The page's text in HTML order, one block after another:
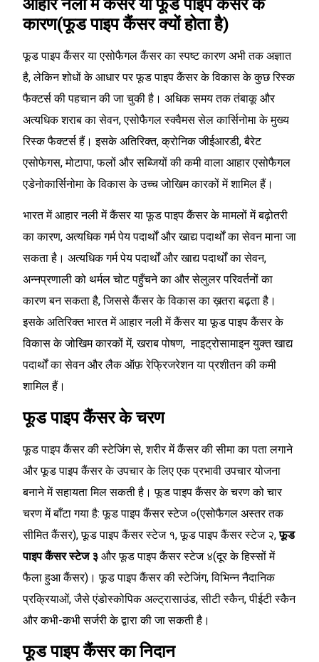
आहार नली में कैंसर या फूड पाइप कैंसर के
कारण(फूड पाइप कैंसर क्यों होता है)
फूड पाइप कैंसर या एसोफैगल कैंसर का स्पष्ट कारण अभी तक अज्ञात
है, लेकिन शोधों के आधार पर फूड पाइप कैंसर के विकास के कुछ रिस्क
फैक्टर्स की पहचान की जा चुकी है। अधिक समय तक तंबाकू और
अत्यधिक शराब का सेवन, एसोफैगल स्क्वैमस सेल कार्सिनोमा के मुख्य
रिस्क फैक्टर्स हैं। इसके अतिरिक्त, क्रोनिक जीईआरडी, बैरेट
एसोफेगस, मोटापा, फलों और सब्जियों की कमी वाला आहार एसोफैगल
एडेनोकार्सिनोमा के विकास के उच्च जोखिम कारकों में शामिल हैं।
भारत में आहार नली में कैंसर या फूड पाइप कैंसर के मामलों में बढ़ोतरी
का कारण, अत्यधिक गर्म पेय पदार्थों और खाद्य पदार्थों का सेवन माना जा
सकता है। अत्यधिक गर्म पेय पदार्थों और खाद्य पदार्थों का सेवन,
अन्नप्रणाली को थर्मल चोट पहुँचने का और सेलुलर परिवर्तनों का
कारण बन सकता है, जिससे कैंसर के विकास का ख़तरा बढ़ता है।
इसके अतिरिक्त भारत में आहार नली में कैंसर या फूड पाइप कैंसर के
विकास के जोखिम कारकों में, खराब पोषण, नाइट्रोसामाइन युक्त खाद्य
पदार्थों का सेवन और लैक ऑफ़ रेफ्रिजरेशन या प्रशीतन की कमी
शामिल हैं।
फूड पाइप कैंसर के चरण
फूड पाइप कैंसर की स्टेजिंग से, शरीर में कैंसर की सीमा का पता लगाने
और फूड पाइप कैंसर के उपचार के लिए एक प्रभावी उपचार योजना
बनाने में सहायता मिल सकती है। फूड पाइप कैंसर के चरण को चार
चरण में बाँटा गया है: फूड पाइप कैंसर स्टेज ०(एसोफैगल अस्तर तक
सीमित कैंसर), फूड पाइप कैंसर स्टेज १, फूड पाइप कैंसर स्टेज २,फूड
पाइप कैंसर स्टेज ३ और फूड पाइप कैंसर स्टेज ४(दूर के हिस्सों में
फैला हुआ कैंसर)। फूड पाइप कैंसर की स्टेजिंग, विभिन्न नैदानिक
प्रक्रियाओं, जैसे एंडोस्कोपिक अल्ट्रासाउंड, सीटी स्कैन, पीईटी स्कैन
और कभी-कभी सर्जरी के द्वारा की जा सकती है।
फूड पाइप कैंसर का निदान